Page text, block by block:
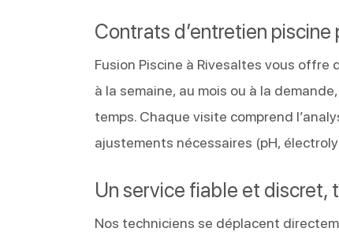
Contrats d’entretien piscine
Fusion Piscine à Rivesaltes vous
à la semaine, au mois ou à la
temps. Chaque visite comprend
ajustements nécessaires (pH,
Un service fiable et discret,
Nos techniciens se déplacent